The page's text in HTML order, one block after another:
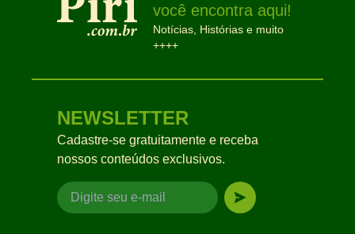
você encontra aqui!
Notícias, Histórias e muito
++++
NEWSLETTER
Cadastre-se gratuitamente e receba
nossos conteúdos exclusivos.